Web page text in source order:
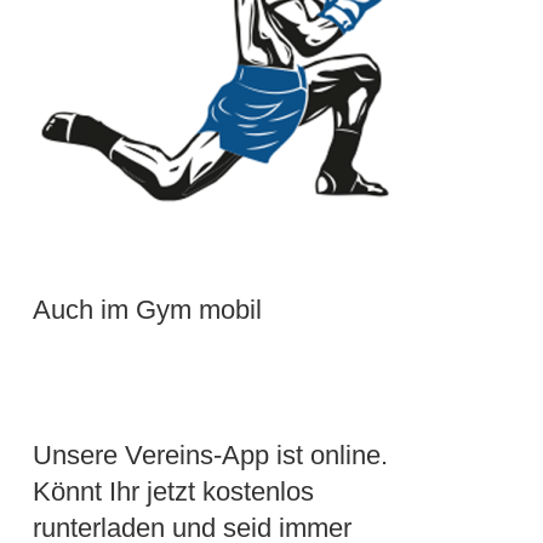
Auch im Gym mobil
Unsere Vereins-App ist online.
Könnt Ihr jetzt kostenlos
runterladen und seid immer